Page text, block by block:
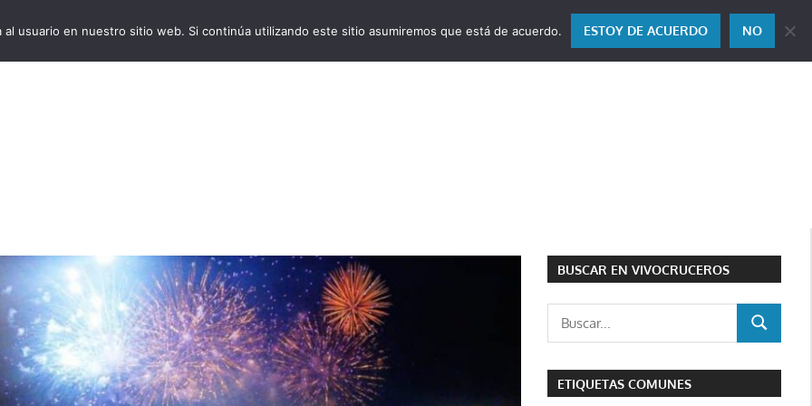
BUSCAR EN VIVOCRUCEROS
BUSCAR
ETIQUETAS COMUNES
usuario en nuestro sitio web. Si continúa utilizando este sitio asumiremos que está de acuerdo. ESTOY DE ACUERDO NO